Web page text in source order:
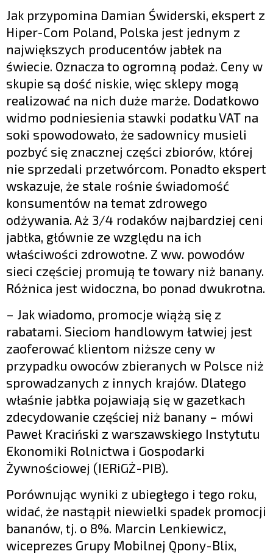
Jak przypomina Damian Świderski, ekspert z
Hiper-Com Poland, Polska jest jednym z
największych producentów jabłek na
świecie. Oznacza to ogromną podaż. Ceny w
skupie są dość niskie, więc sklepy mogą
realizować na nich duże marże. Dodatkowo
widmo podniesienia stawki podatku VAT na
soki spowodowało, że sadownicy musieli
pozbyć się znacznej części zbiorów, której
nie sprzedali przetwórcom. Ponadto ekspert
wskazuje, że stale rośnie świadomość
konsumentów na temat zdrowego
odżywania. Aż 3/4 rodaków najbardziej ceni
jabłka, głównie ze względu na ich
właściwości zdrowotne. Z ww. powodów
sieci częściej promują te towary niż banany.
Różnica jest widoczna, bo ponad dwukrotna.
– Jak wiadomo, promocje wiążą się z
rabatami. Sieciom handlowym łatwiej jest
zaoferować klientom niższe ceny w
przypadku owoców zbieranych w Polsce niż
sprowadzanych z innych krajów. Dlatego
właśnie jabłka pojawiają się w gazetkach
zdecydowanie częściej niż banany – mówi
Paweł Kraciński z warszawskiego Instytutu
Ekonomiki Rolnictwa i Gospodarki
Żywnościowej (IERiGŻ-PIB).
Porównując wyniki z ubiegłego i tego roku,
widać, że nastąpił niewielki spadek promocji
bananów, tj. o 8%. Marcin Lenkiewicz,
wiceprezes Grupy Mobilnej Qpony-Blix,